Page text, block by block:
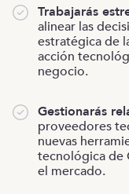
Trabajarás
alinear las
estratégica de
acción
negocio.
Gestionarás
proveedores
nuevas
tecnológica de
el mercado.